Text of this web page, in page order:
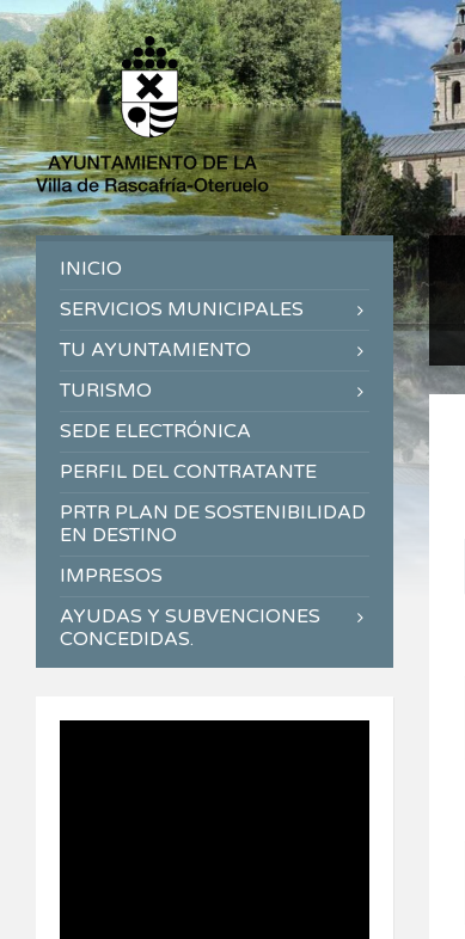
INICIO
SERVICIOS MUNICIPALES
TU AYUNTAMIENTO
TURISMO
SEDE ELECTRÓNICA
PERFIL DEL CONTRATANTE
PRTR PLAN DE SOSTENIBILIDAD
EN DESTINO
IMPRESOS
AYUDAS Y SUBVENCIONES
CONCEDIDAS.